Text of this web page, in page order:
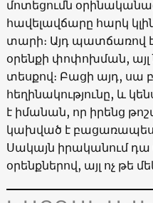
մոտեցումն
հավելավճարը հարկ
տարի։ Այդ պատճառով
օրենքի փոփոխման,
տեսքով։ Բացի այդ, սա
հեղինակությունը, և
է իմանան, որ իրենց
կախված է
Սակայն իրականում
օրենքներով, այլ ոչ թե